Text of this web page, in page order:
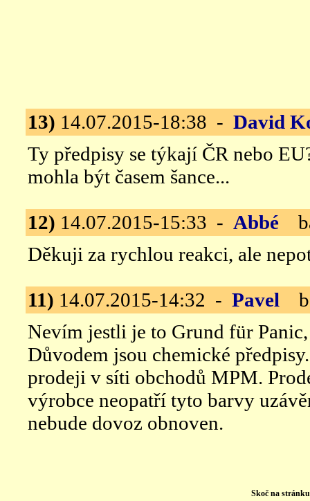
13) 14.07.2015-18:38 - David
Ty předpisy se týkají ČR nebo
mohla být časem šance...
12) 14.07.2015-15:33 - Abbé
Děkuji za rychlou reakci, ale
11) 14.07.2015-14:32 - Pavel
Nevím jestli je to Grund für
Důvodem jsou chemické
prodeji v síti obchodů MPM.
výrobce neopatří tyto barvy
nebude dovoz obnoven.
Skoč na